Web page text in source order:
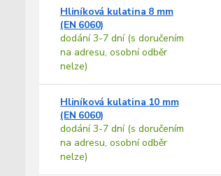
t
Hliníková kulatina 8 mm
(EN 6060)
dodání 3-7 dní (s doručením
na adresu, osobní odběr
nelze)
Hliníková kulatina 10 mm
(EN 6060)
dodání 3-7 dní (s doručením
na adresu, osobní odběr
nelze)